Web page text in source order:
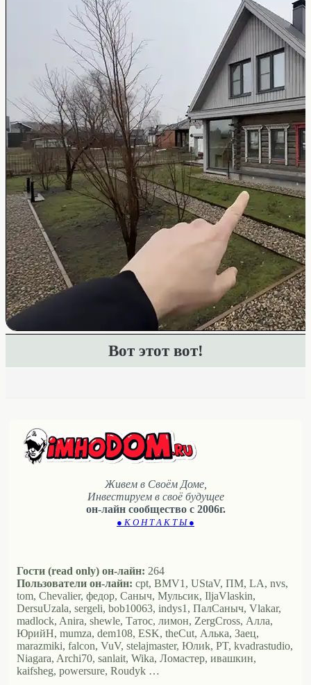
Вот этот вот!
Живем в Своём Доме,
Инвестируем в своё будущее
он-лайн сообщество с 2006г.
● К О Н Т А К Т Ы ●
Гости (read only) он-лайн: 264
Пользователи он-лайн: cpt, BMV1, UStaV, ПМ, LA, nvs,
tom, Chevalier, федор, Саныч, Мульсик, IljaVlaskin,
DersuUzala, sergeli, bob10063, indys1, ПалСаныч, Vlakar,
madlock, Anira, shewle, Татос, лимон, ZergCross, Алла,
ЮрийН, mumza, dem108, ESK, theCut, Алька, Заец,
marazmiki, falcon, VuV, stelajmaster, Юлиk, PT, kvadrastudio,
Niagara, Archi70, sanlait, Wika, Ломастер, ивашкин,
kaifsheg, powersure, Roudyk …